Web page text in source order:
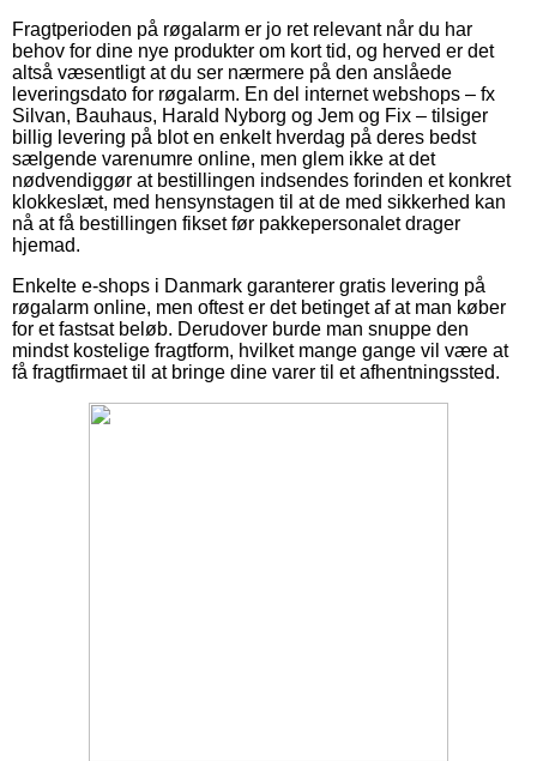
Fragtperioden på røgalarm er jo ret relevant når du har
behov for dine nye produkter om kort tid, og herved er det
altså væsentligt at du ser nærmere på den anslåede
leveringsdato for røgalarm. En del internet webshops – fx
Silvan, Bauhaus, Harald Nyborg og Jem og Fix – tilsiger
billig levering på blot en enkelt hverdag på deres bedst
sælgende varenumre online, men glem ikke at det
nødvendiggør at bestillingen indsendes forinden et konkret
klokkeslæt, med hensynstagen til at de med sikkerhed kan
nå at få bestillingen fikset før pakkepersonalet drager
hjemad.
Enkelte e-shops i Danmark garanterer gratis levering på
røgalarm online, men oftest er det betinget af at man køber
for et fastsat beløb. Derudover burde man snuppe den
mindst kostelige fragtform, hvilket mange gange vil være at
få fragtfirmaet til at bringe dine varer til et afhentningssted.